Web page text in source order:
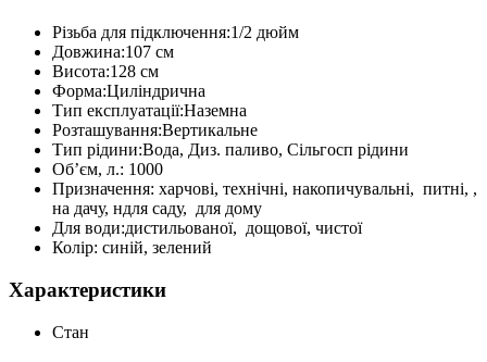
Різьба для підключення:1/2 дюйм
Довжина:107 см
Висота:128 см
Форма:Циліндрична
Тип експлуатації:Наземна
Розташування:Вертикальне
Тип рідини:Вода, Диз. паливо, Сільгосп рідини
Об’єм, л.: 1000
Призначення: харчові, технічні, накопичувальні, питні, ,
на дачу, ндля саду, для дому
Для води:дистильованої, дощової, чистої
Колір: синій, зелений
Характеристики
Стан